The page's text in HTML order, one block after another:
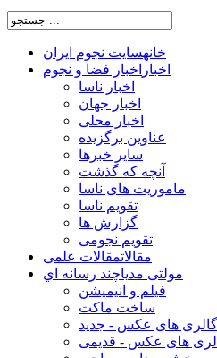
خانهسایت نجوم ایران
اخبار اخبار فضا و نجوم
اخبار ناسا
اخبار جهان
اخبار محلی
عناوین برگزیده
سایر خبرها
آنچه که گذشت
ماموریت های ناسا
تقویم ناسا
گزارش ها
تقویم نجومی
مقالاتمقالات علمی
مولتی مدیاچند رسانه اي
فیلم و انیمیشن
ساخت ماکت
گالری های عکس - جدید
های عکس - قدیمی